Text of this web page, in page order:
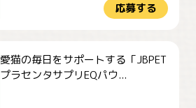
応募する
愛猫の毎日をサポートする「JBPET
プラセンタサプリEQパウ...